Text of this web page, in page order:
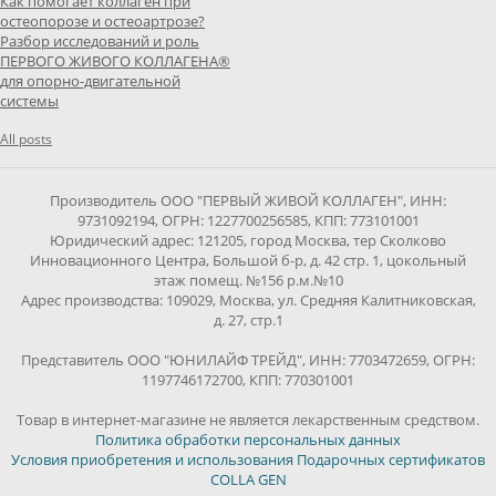
остеопорозе и остеоартрозе?
Разбор исследований и роль
ПЕРВОГО ЖИВОГО КОЛЛАГЕНА®
для опорно-двигательной
системы
All posts
Производитель ООО "ПЕРВЫЙ ЖИВОЙ КОЛЛАГЕН", ИНН:
9731092194, ОГРН: 1227700256585, КПП: 773101001
Юридический адрес: 121205, город Москва, тер Сколково
Инновационного Центра, Большой б-р, д. 42 стр. 1, цокольный
этаж помещ. №156 р.м.№10
Адрес производства: 109029, Москва, ул. Средняя Калитниковская,
д. 27, стр.1
Представитель ООО "ЮНИЛАЙФ ТРЕЙД", ИНН: 7703472659, ОГРН:
1197746172700, КПП: 770301001
Товар в интернет-магазине не является лекарственным средством.
Политика обработки персональных данных
Условия приобретения и использования Подарочных сертификатов
COLLA GEN